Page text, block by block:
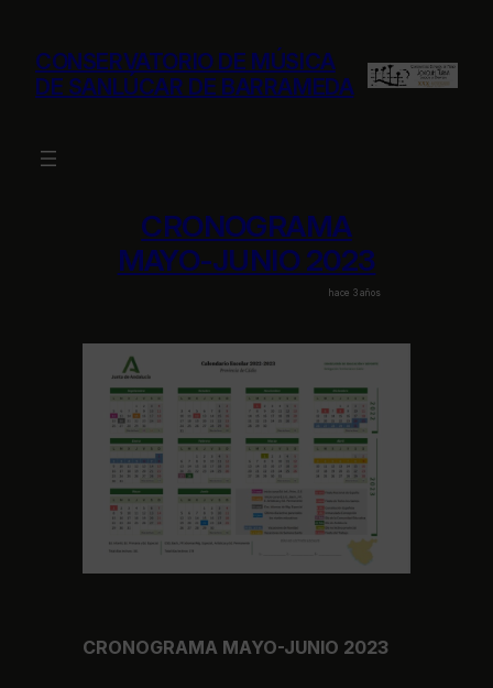
contenido
CONSERVATORIO DE MÚSICA
DE SANLÚCAR DE BARRAMEDA
CRONOGRAMA
MAYO-JUNIO 2023
hace 3 años
CRONOGRAMA MAYO-JUNIO 2023